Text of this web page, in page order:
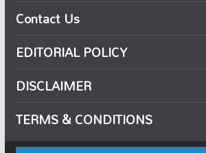
Contact Us
EDITORIAL POLICY
DISCLAIMER
TERMS & CONDITIONS